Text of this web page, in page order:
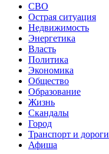
СВО
Острая ситуация
Недвижимость
Энергетика
Власть
Политика
Экономика
Общество
Образование
Жизнь
Скандалы
Город
Транспорт и дороги
Афиша